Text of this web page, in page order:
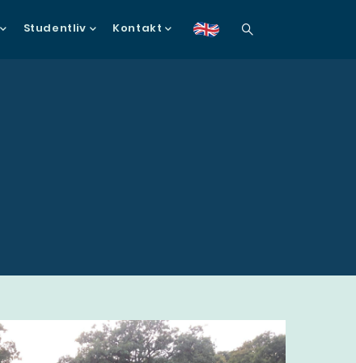
Studentliv Kontakt
en